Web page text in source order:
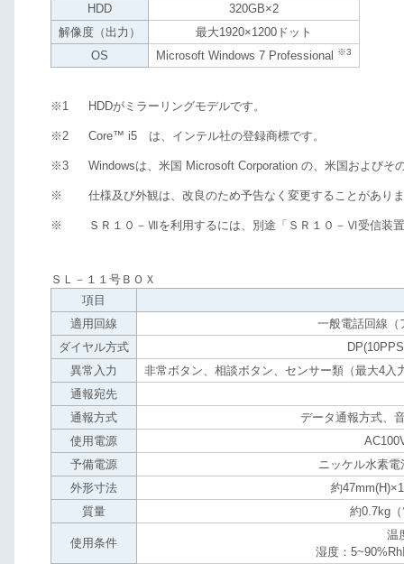
HDD
320GB×2
解像度（出力）
最大1920×1200ドット
OS
Microsoft Windows 7 Professional ※3
※1 HDDがミラーリングモデルです。
※2 Core™ i5 は、インテル社の登録商標です。
※3 Windowsは、米国 Microsoft Corporation の、米国およびそ
※ 仕様及び外観は、改良のため予告なく変更することがあり
※ ＳＲ１０－Ⅶを利用するには、別途「ＳＲ１０－Ⅵ受信装
ＳＬ－１１号ＢＯＸ
項目
適用回線
一般電話回線（
ダイヤル方式
異常入力
非常ボタン、相談ボタン、センサー類（最大4
通報宛先
通報方式
データ通報方式、
使用電源
予備電源
ニッケル水素
外形寸法
約
質量
約0.7kg
使用条件
温
湿度：